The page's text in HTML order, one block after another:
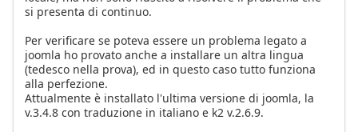
si presenta di continuo.
Per verificare se poteva essere un problema legato a
joomla ho provato anche a installare un altra lingua
(tedesco nella prova), ed in questo caso tutto funziona
alla perfezione.
Attualmente è installato l'ultima versione di joomla, la
v.3.4.8 con traduzione in italiano e k2 v.2.6.9.